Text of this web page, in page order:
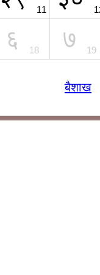
11
६ 18 ७ 19
बैशाख